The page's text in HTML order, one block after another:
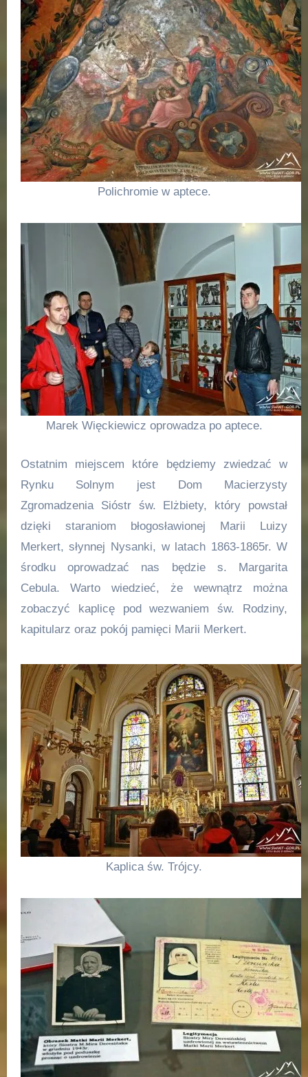
Polichromie w aptece.
Marek Więckiewicz oprowadza po aptece.
Ostatnim miejscem które będziemy zwiedzać w
Rynku Solnym jest Dom Macierzysty
Zgromadzenia Sióstr św. Elżbiety, który powstał
dzięki staraniom błogosławionej Marii Luizy
Merkert, słynnej Nysanki, w latach 1863-1865r. W
środku oprowadzać nas będzie s. Margarita
Cebula. Warto wiedzieć, że wewnątrz można
zobaczyć kaplicę pod wezwaniem św. Rodziny,
kapitularz oraz pokój pamięci Marii Merkert.
Kaplica św. Trójcy.